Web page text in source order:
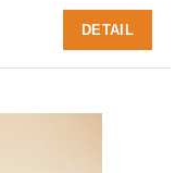
DETAIL